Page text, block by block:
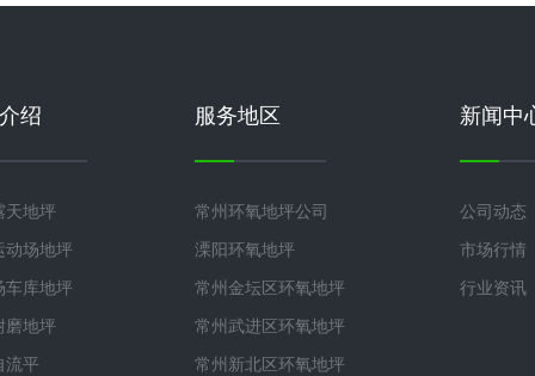
绍
天地坪
动场地坪
车库地坪
磨地坪
流平
服务地区
常州环氧地坪公司
溧阳环氧地坪
常州金坛区环氧地坪
常州武进区环氧地坪
常州新北区环氧地坪
新闻中
公司动态
市场行情
行业资讯